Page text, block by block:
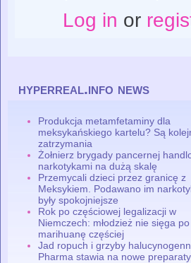
Log in or
hyperreal.info news
Produkcja metamfetaminy dla
meksykańskiego kartelu? Są
zatrzymania
Żołnierz brygady pancernej
narkotykami na dużą skalę
Przemycali dzieci przez granicę z
Meksykiem. Podawano im
były spokojniejsze
Rok po częściowej legalizacji w
Niemczech: młodzież nie sięga po
marihuanę częściej
Jad ropuch i grzyby
Pharma stawia na nowe preparaty